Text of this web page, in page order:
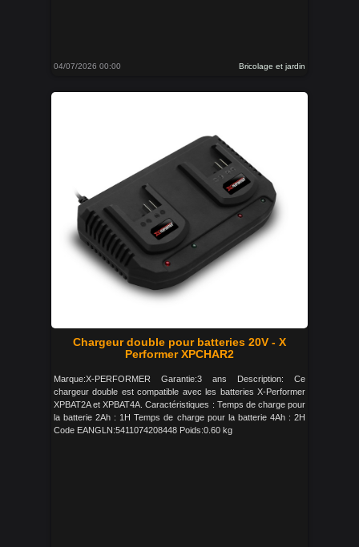
04/07/2026 00:00 Bricolage et jardin
Chargeur double pour batteries 20V - X
Performer XPCHAR2
Marque:X-PERFORMER Garantie:3 ans Description: Ce
chargeur double est compatible avec les batteries X-Performer
XPBAT2A et XPBAT4A. Caractéristiques : Temps de charge pour
la batterie 2Ah : 1H Temps de charge pour la batterie 4Ah : 2H
Code EANGLN:5411074208448 Poids:0.60 kg